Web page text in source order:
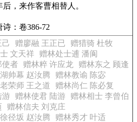
，来作客曹相替人。
诗：卷386-72
赠廖融 王正已
赠猎骑 杜牧
文天祥
赠林处士逋 潘阆
使者
赠林粹 许应龙
赠林东之 顾逢
帅幕 赵汝腾
赠林教谕 陈宓
荣师 王之道
赠林尚仁 陈必复
游
赠林使君 陆游
赠林相士 李曾伯
赠林信夫 刘克庄
径坂 赵汝腾
赠林秀才 叶适